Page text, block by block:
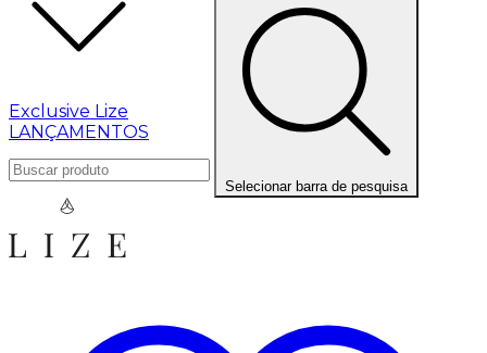
Exclusive Lize
LANÇAMENTOS
Selecionar barra de pesquisa